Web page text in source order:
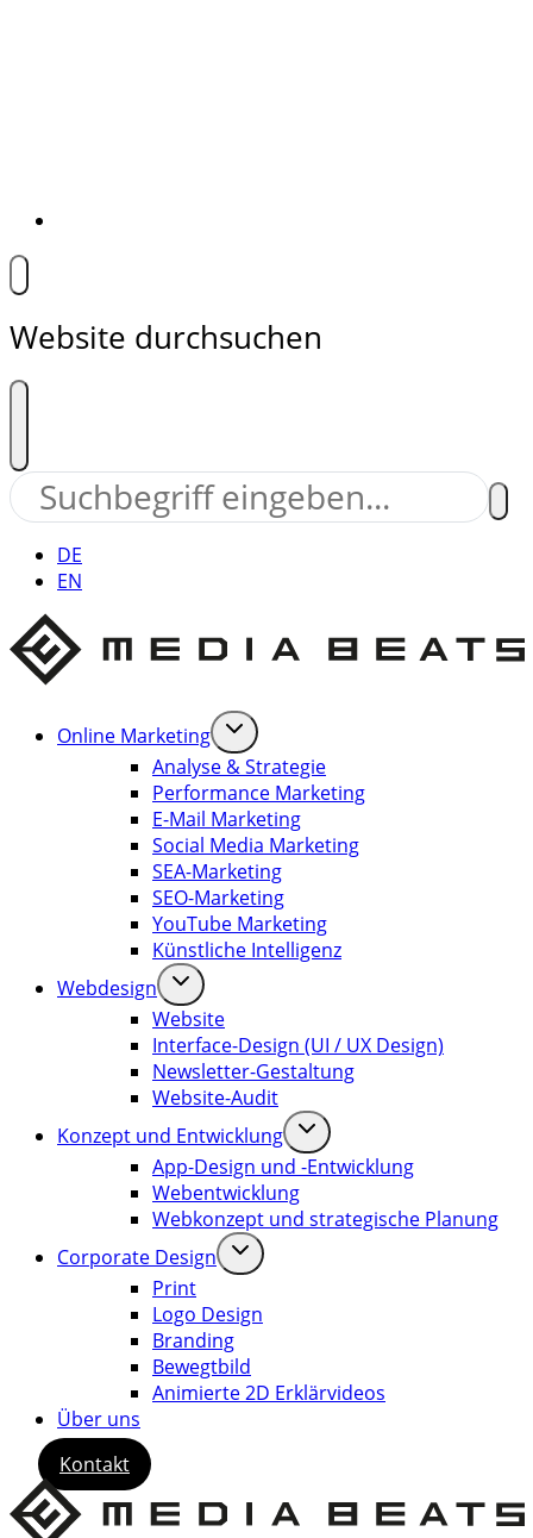
Website durchsuchen
DE
EN
Online Marketing
Analyse & Strategie
Performance Marketing
E-Mail Marketing
Social Media Marketing
SEA-Marketing
SEO-Marketing
YouTube Marketing
Künstliche Intelligenz
Webdesign
Website
Interface-Design (UI / UX Design)
Newsletter-Gestaltung
Website-Audit
Konzept und Entwicklung
App-Design und -Entwicklung
Webentwicklung
Webkonzept und strategische Planung
Corporate Design
Print
Logo Design
Branding
Bewegtbild
Animierte 2D Erklärvideos
Über uns
Kontakt